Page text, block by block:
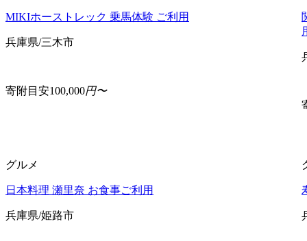
MIKIホーストレック 乗馬体験 ご利用
兵庫県/三木市
寄附目安100,000円〜
グルメ
日本料理 瀬里奈 お食事ご利用
兵庫県/姫路市